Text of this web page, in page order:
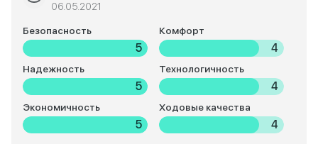
06.05.2021
Безопасность
5
Комфорт
4
Надежность
5
Технологичность
4
Экономичность
5
Ходовые качества
4